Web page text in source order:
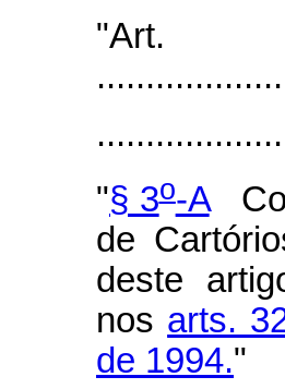
"§ 3o-A
de
deste
nos arts.
de 1994."